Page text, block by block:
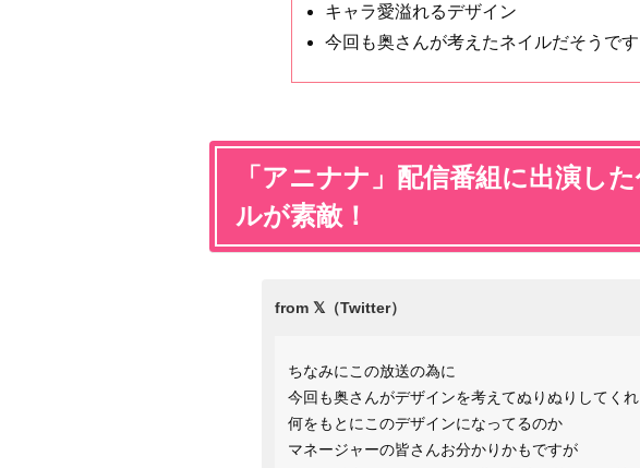
キャラ愛溢れるデザイン
今回も奥さんが考えたネイルだそうです
「アニナナ」配信番組に出演し
ルが素敵！
ちなみにこの放送の為に
今回も奥さんがデザインを考えてぬりぬりしてくれ
何をもとにこのデザインになってるのか
マネージャーの皆さんお分かりかもですが